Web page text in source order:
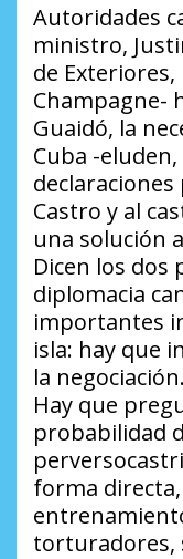
Autoridades
ministro,
de
Champagne-
Guaidó, la
Cuba -
Castro y al
una solución
Dicen los dos
diplomacia
importantes
isla: hay que
la negociación.
Hay que
probabilidad
forma
torturadores,